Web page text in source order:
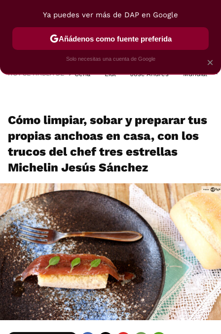
POSTRES VIAJES SELECCIÓN VEGUI
HOY SE HABLA DE Cena Lidl José Andrés Mundial
Cómo limpiar, sobar y preparar tus
propias anchoas en casa, con los
trucos del chef tres estrellas
Michelin Jesús Sánchez
×
Ya puedes ver más de DAP en Google
Añádenos como fuente preferida
Solo necesitas una cuenta de Google